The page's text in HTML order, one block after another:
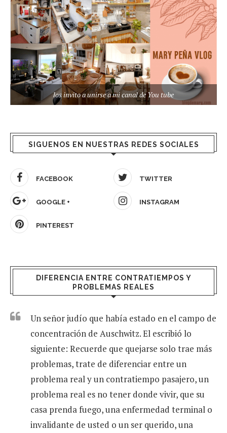
los invito a unirse a mi canal de You tube
SIGUENOS EN NUESTRAS REDES SOCIALES
FACEBOOK TWITTER
GOOGLE + INSTAGRAM
PINTEREST
DIFERENCIA ENTRE CONTRATIEMPOS Y
PROBLEMAS REALES
Un señor judío que había estado en el campo de
concentración de Auschwitz. El escribió lo
siguiente: Recuerde que quejarse solo trae más
problemas, trate de diferenciar entre un
problema real y un contratiempo pasajero, un
problema real es no tener donde vivir, que su
casa prenda fuego, una enfermedad terminal o
invalidante de usted o un ser querido, una